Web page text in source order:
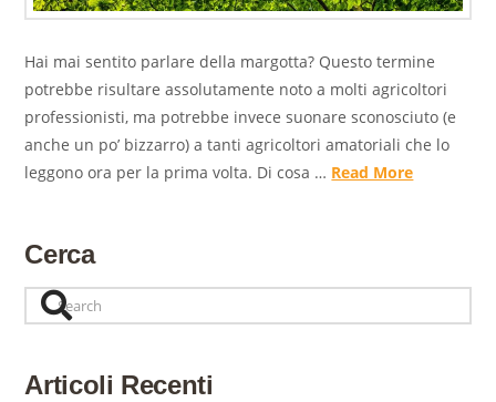
Hai mai sentito parlare della margotta? Questo termine
potrebbe risultare assolutamente noto a molti agricoltori
professionisti, ma potrebbe invece suonare sconosciuto (e
anche un po’ bizzarro) a tanti agricoltori amatoriali che lo
leggono ora per la prima volta. Di cosa … Read More
Cerca
Search
Articoli Recenti